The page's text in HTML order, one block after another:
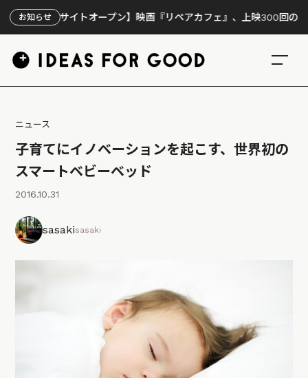
お知らせ
特設サイトオープン】映画『リペアカフェ』、上映300回の先で見え
ニュース
子育てにイノベーションを起こす、世界初の
スマートベビーベッド
2016.10.31
sasakisasaki